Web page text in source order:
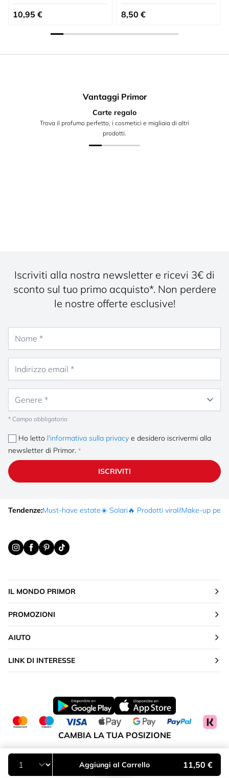
Aggiungi al Carrello 11,50 €
10,95 €
8,50 €
Vantaggi Primor
Carte regalo
Trova il profumo perfetto, i cosmetici e migliaia di altri
prodotti.
Iscriviti alla nostra newsletter e ricevi 3€ di
sconto sul tuo primo acquisto*. Non perdere
le nostre offerte esclusive!
* Campo obbligatorio
Ho letto l'informativa sulla privacy e desidero iscrivermi alla
newsletter di Primor.
ISCRIVITI
Tendenze:Must-have estate☀️ Solari🔥 Prodotti virali!Make-up per
IL MONDO PRIMOR
PROMOZIONI
AIUTO
LINK DI INTERESSE
CAMBIA LA TUA POSIZIONE
Italia